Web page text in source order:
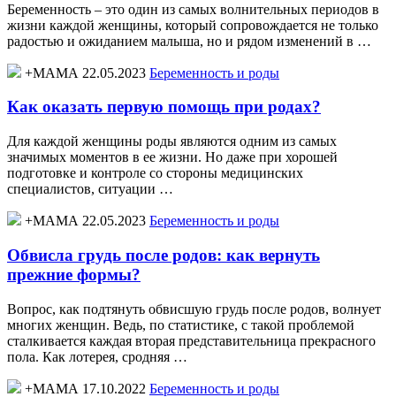
Беременность – это один из самых волнительных периодов в
жизни каждой женщины, который сопровождается не только
радостью и ожиданием малыша, но и рядом изменений в …
+МАМА 22.05.2023 Беременность и роды
Как оказать первую помощь при родах?
Для каждой женщины роды являются одним из самых
значимых моментов в ее жизни. Но даже при хорошей
подготовке и контроле со стороны медицинских
специалистов, ситуации …
+МАМА 22.05.2023 Беременность и роды
Обвисла грудь после родов: как вернуть
прежние формы?
Вопрос, как подтянуть обвисшую грудь после родов, волнует
многих женщин. Ведь, по статистике, с такой проблемой
сталкивается каждая вторая представительница прекрасного
пола. Как лотерея, сродняя …
+МАМА 17.10.2022 Беременность и роды